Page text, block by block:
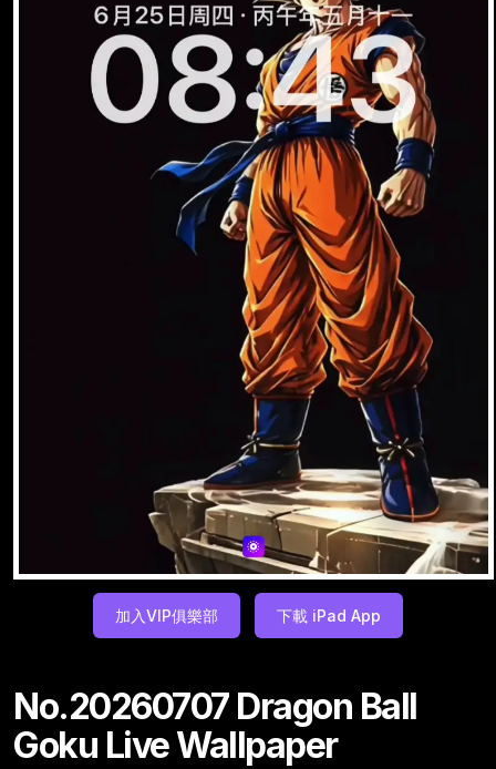
加入VIP俱樂部 下載 iPad App
No.20260707 Dragon Ball
Goku Live Wallpaper